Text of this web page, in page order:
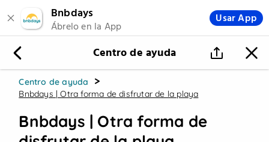
Hazte Biambidero
Beach Setups Hamacas
↓ Ofertas destacadas ↓
Centro de ayuda
Centro de ayuda >
Bnbdays | Otra forma de disfrutar de la playa
Bnbdays | Otra forma de
Bnbdays
Ábrelo en la App
Usar App